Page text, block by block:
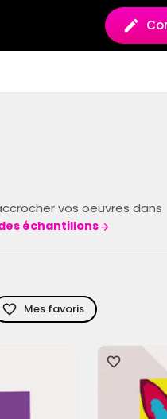
vos oeuvres dans
échantillons
Mes favoris